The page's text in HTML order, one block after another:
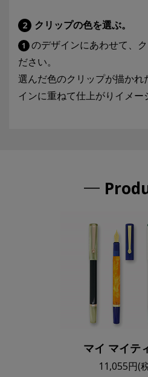
2 クリップの色を選ぶ。
1
のデザインにあわせて、
ださい。
選んだ色のクリップが描かれ
インに重ねて仕上がりイメー
マイ マイテ
11,055円(